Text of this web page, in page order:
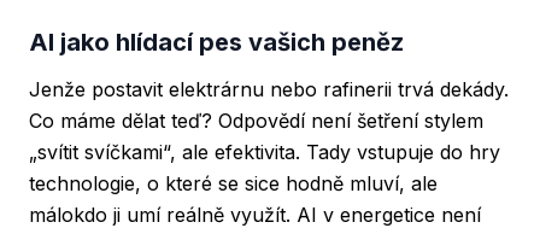
AI jako hlídací pes vašich peněz
Jenže postavit elektrárnu nebo rafinerii trvá dekády.
Co máme dělat teď? Odpovědí není šetření stylem
„svítit svíčkami“, ale efektivita. Tady vstupuje do hry
technologie, o které se sice hodně mluví, ale
málokdo ji umí reálně využít. AI v energetice není